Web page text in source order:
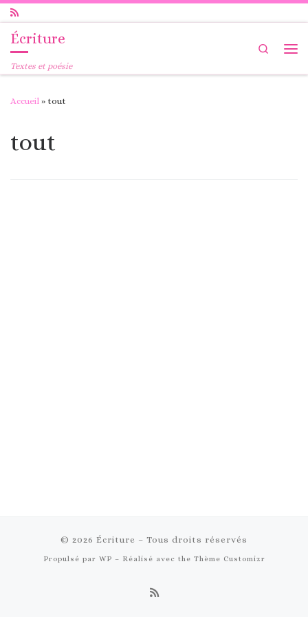
Passer au contenu
Écriture
Textes et poésie
Search
Accueil » tout
tout
© 2026 Écriture – Tous droits réservés
Propulsé par WP – Réalisé avec the Thème Customizr